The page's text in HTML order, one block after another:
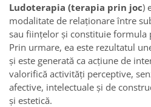
Ludoterapia (terapia prin joc)
modalitate de relaţionare între
sau fiinţelor şi constituie formula
Prin urmare, ea este rezultatul
şi este generată ca acţiune de
valorifică activităţi perceptive,
afective, intelectuale şi de
şi estetică.